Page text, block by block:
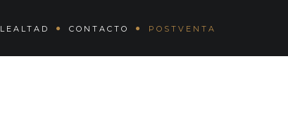
LEALTAD CONTACTO POSTVENTA